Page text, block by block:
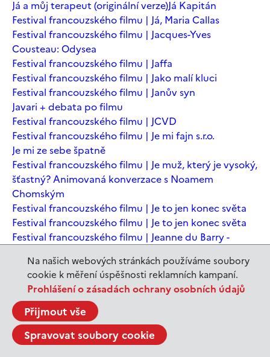
Na našich webových stránkách používáme soubory
cookie k měření úspěšnosti reklamních kampaní.
Prohlášení o zásadách ochrany osobních údajů
Přijmout vše
Spravovat soubory cookie
Já a můj terapeut (originální verze)Já Kapitán
Festival francouzského filmu | Já, Maria Callas
Festival francouzského filmu | Jacques-Yves
Cousteau: Odysea
Festival francouzského filmu | Jaffa
Festival francouzského filmu | Jako malí kluci
Festival francouzského filmu | Janův syn
Javari + debata po filmu
Festival francouzského filmu | JCVD
Festival francouzského filmu | Je mi fajn s.r.o.
Je mi ze sebe špatně
Festival francouzského filmu | Je muž, který je vysoký,
šťastný? Animovaná konverzace s Noamem
Chomským
Festival francouzského filmu | Je to jen konec světa
Festival francouzského filmu | Je to jen konec světa
Festival francouzského filmu | Jeanne du Barry -
Jeanne du Barry – Králova milenka
JEDEN SVĚT | Alláh není povinen
JEDEN SVĚT | Až mě zabásnou
JEDEN SVĚT | Carmela a ti, co prochází
JEDEN SVĚT | Dítě prachu
JEDEN SVĚT | Drobná nehoda